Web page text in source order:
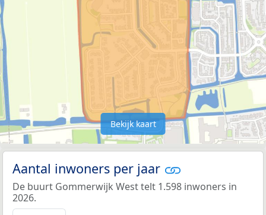
Bekijk kaart
Aantal inwoners per jaar
De buurt Gommerwijk West telt 1.598 inwoners in
2026.